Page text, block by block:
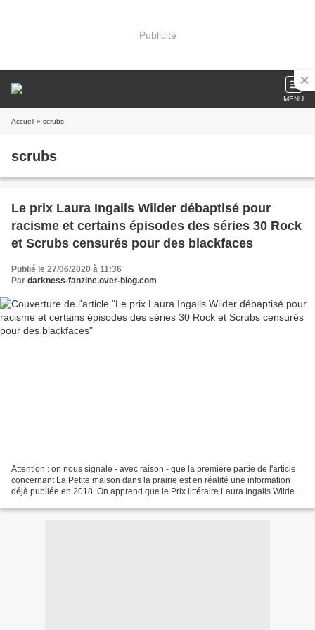
Publicité
MENU
Accueil » scrubs
scrubs
Le prix Laura Ingalls Wilder débaptisé pour
racisme et certains épisodes des séries 30 Rock
et Scrubs censurés pour des blackfaces
Publié le 27/06/2020 à 11:36
Par darkness-fanzine.over-blog.com
Attention : on nous signale - avec raison - que la première partie de l'article
concernant La Petite maison dans la prairie est en réalité une information
déjà publiée en 2018. On apprend que le Prix littéraire Laura Ingalls Wilder,